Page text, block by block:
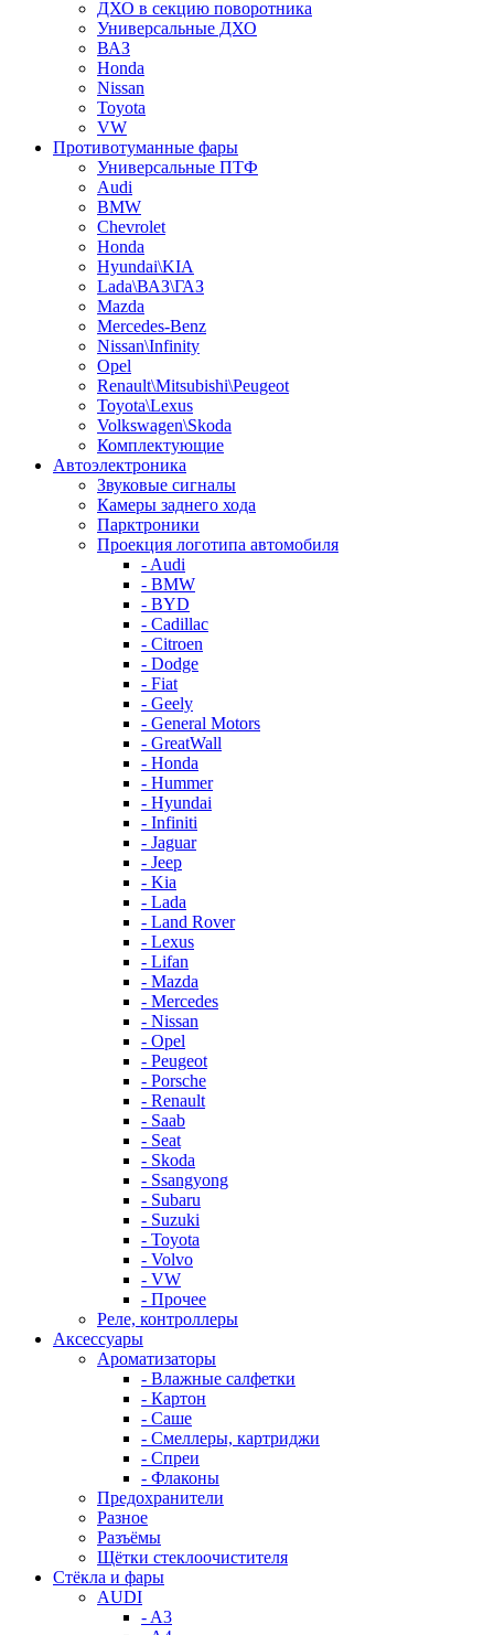
ДХО в секцию поворотника
Универсальные ДХО
ВАЗ
Honda
Nissan
Toyota
VW
Противотуманные фары
Универсальные ПТФ
Audi
BMW
Chevrolet
Honda
Hyundai\KIA
Lada\ВАЗ\ГАЗ
Mazda
Mercedes-Benz
Nissan\Infinity
Opel
Renault\Mitsubishi\Peugeot
Toyota\Lexus
Volkswagen\Skoda
Комплектующие
Автоэлектроника
Звуковые сигналы
Камеры заднего хода
Парктроники
Проекция логотипа автомобиля
- Audi
- BMW
- BYD
- Cadillac
- Citroen
- Dodge
- Fiat
- Geely
- General Motors
- GreatWall
- Honda
- Hummer
- Hyundai
- Infiniti
- Jaguar
- Jeep
- Kia
- Lada
- Land Rover
- Lexus
- Lifan
- Mazda
- Mercedes
- Nissan
- Opel
- Peugeot
- Porsche
- Renault
- Saab
- Seat
- Skoda
- Ssangyong
- Subaru
- Suzuki
- Toyota
- Volvo
- VW
- Прочее
Реле, контроллеры
Аксессуары
Ароматизаторы
- Влажные салфетки
- Картон
- Саше
- Смеллеры, картриджи
- Спреи
- Флаконы
Предохранители
Разное
Разъёмы
Щётки стеклоочистителя
Стёкла и фары
AUDI
- A3